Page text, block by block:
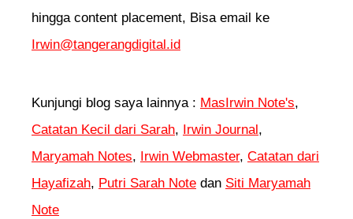
hingga content placement, Bisa email ke
Irwin@tangerangdigital.id
Kunjungi blog saya lainnya : MasIrwin Note's,
Catatan Kecil dari Sarah, Irwin Journal ,
Maryamah Notes, Irwin Webmaster, Catatan dari
Hayafizah, Putri Sarah Note dan Siti Maryamah
Note